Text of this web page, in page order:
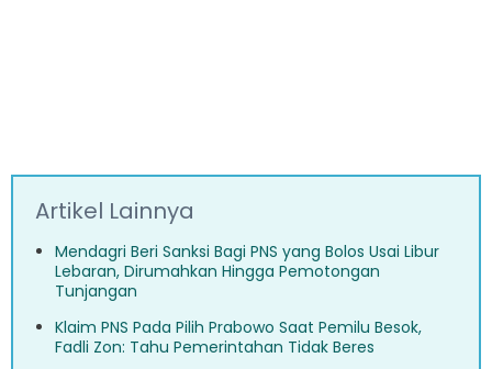
Artikel Lainnya
Mendagri Beri Sanksi Bagi PNS yang Bolos Usai Libur
Lebaran, Dirumahkan Hingga Pemotongan
Tunjangan
Klaim PNS Pada Pilih Prabowo Saat Pemilu Besok,
Fadli Zon: Tahu Pemerintahan Tidak Beres